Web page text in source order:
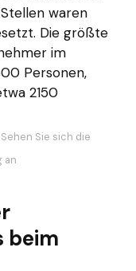
waren
Die größte
im
Personen,
2150
Sehen Sie sich die
an
beim